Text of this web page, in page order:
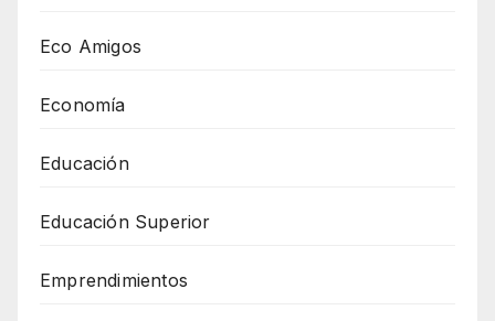
Eco Amigos
Economía
Educación
Educación Superior
Emprendimientos